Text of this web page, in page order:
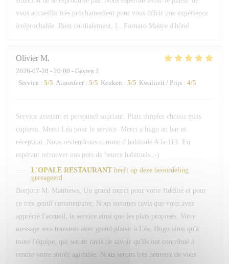
vous accueillir très prochainement pour vous offrir une expérience
irréprochable. Bien cordialement, L. Fornaro Maitre d'hôtel
Olivier M
2026-07-28 - 20:00 - Gasten 2
Service : 5/5 Atmosfeer : 5/5 Keuken : 5/5 Kwaliteit / Prijs : 4/5
Service avenant et personnel souriant. Plats simples choisis mais
copieux. Merci Léa pour le service. Merci a hugo au bar et
réception. Nous reviendrons comme d habitude A la 113. En
espérant retrouver nos pots de beurre habituels ;-)
L'OPALE RESTAURANT heeft op deze beoordeling
gereageerd
Bonjour M. Matthews, Un grand merci pour votre fidélité et pour
ce très gentil commentaire. Nous sommes ravis que vous ayez
apprécié l'accueil, le service ainsi que les plats proposés. Votre
message sera transmis avec grand plaisir à Léa, Hugo ainsi qu'à
toute l'équipe, qui seront ravis de savoir qu'ils ont contribué à
rendre votre soirée agréable. Nous serons très heureux de vous